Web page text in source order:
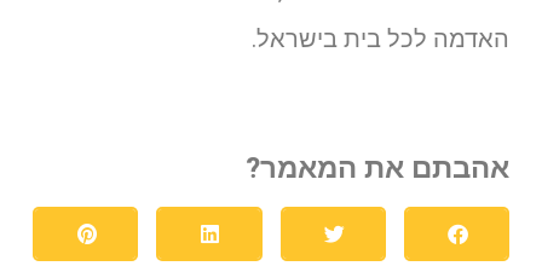
האדמה לכל בית בישראל.
אהבתם את המאמר?